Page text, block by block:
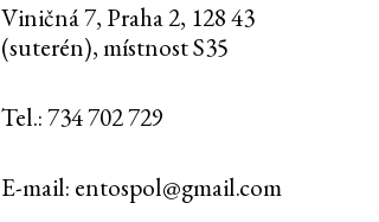
Viničná 7, Praha 2, 128 43
(suterén), místnost S35
Tel.: 734 702 729
E-mail: entospol@gmail.com